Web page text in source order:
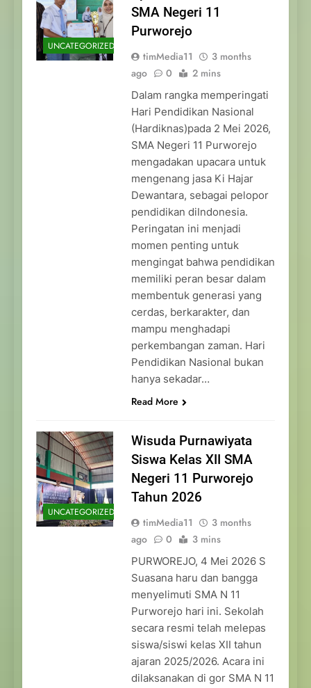
UNCATEGORIZED
SMA Negeri 11
Purworejo
timMedia11
3 months
ago
0 2 mins
Dalam rangka memperingati
Hari Pendidikan Nasional
(Hardiknas)pada 2 Mei 2026,
SMA Negeri 11 Purworejo
mengadakan upacara untuk
mengenang jasa Ki Hajar
Dewantara, sebagai pelopor
pendidikan diIndonesia.
Peringatan ini menjadi
momen penting untuk
mengingat bahwa pendidikan
memiliki peran besar dalam
membentuk generasi yang
cerdas, berkarakter, dan
mampu menghadapi
perkembangan zaman. Hari
Pendidikan Nasional bukan
hanya sekadar…
Read More
UNCATEGORIZED
Wisuda Purnawiyata
Siswa Kelas XII SMA
Negeri 11 Purworejo
Tahun 2026
timMedia11
3 months
ago
0 3 mins
PURWOREJO, 4 Mei 2026 S
Suasana haru dan bangga
menyelimuti SMA N 11
Purworejo hari ini. Sekolah
secara resmi telah melepas
siswa/siswi kelas XII tahun
ajaran 2025/2026. Acara ini
dilaksanakan di gor SMA N 11